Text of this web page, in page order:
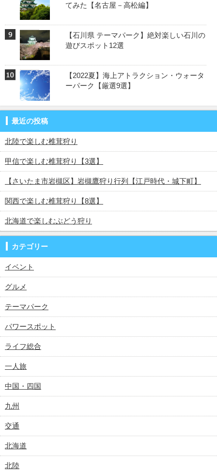
てみた【名古屋－高松編】
【石川県 テーマパーク】絶対楽しい石川の
遊びスポット12選
【2022夏】海上アトラクション・ウォータ
ーパーク【厳選9選】
最近の投稿
北陸で楽しむ椎茸狩り
甲信で楽しむ椎茸狩り【3選】
【さいたま市岩槻区】岩槻鷹狩り行列【江戸時代・城下町】
関西で楽しむ椎茸狩り【8選】
北海道で楽しむぶどう狩り
カテゴリー
イベント
グルメ
テーマパーク
パワースポット
ライフ総合
一人旅
中国・四国
九州
交通
北海道
北陸